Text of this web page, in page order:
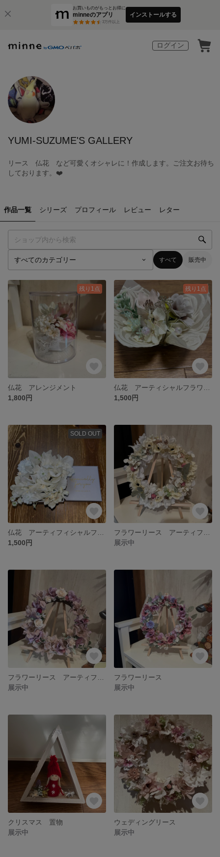
お買いものがもっとお得に
minneのアプリ
3万件以上
インストールする
ログイン
YUMI-SUZUME'S GALLERY
リース 仏花 など可愛くオシャレに！作成します。ご注文お待ち
しております。❤️
作品一覧 シリーズ プロフィール レビュー レター
すべて 販売中
残り1点
仏花 アレンジメント
1,800円
残り1点
1,500円
SOLD OUT
1,500円
展示中
展示中
フラワーリース
展示中
クリスマス 置物
展示中
ウェディングリース
展示中